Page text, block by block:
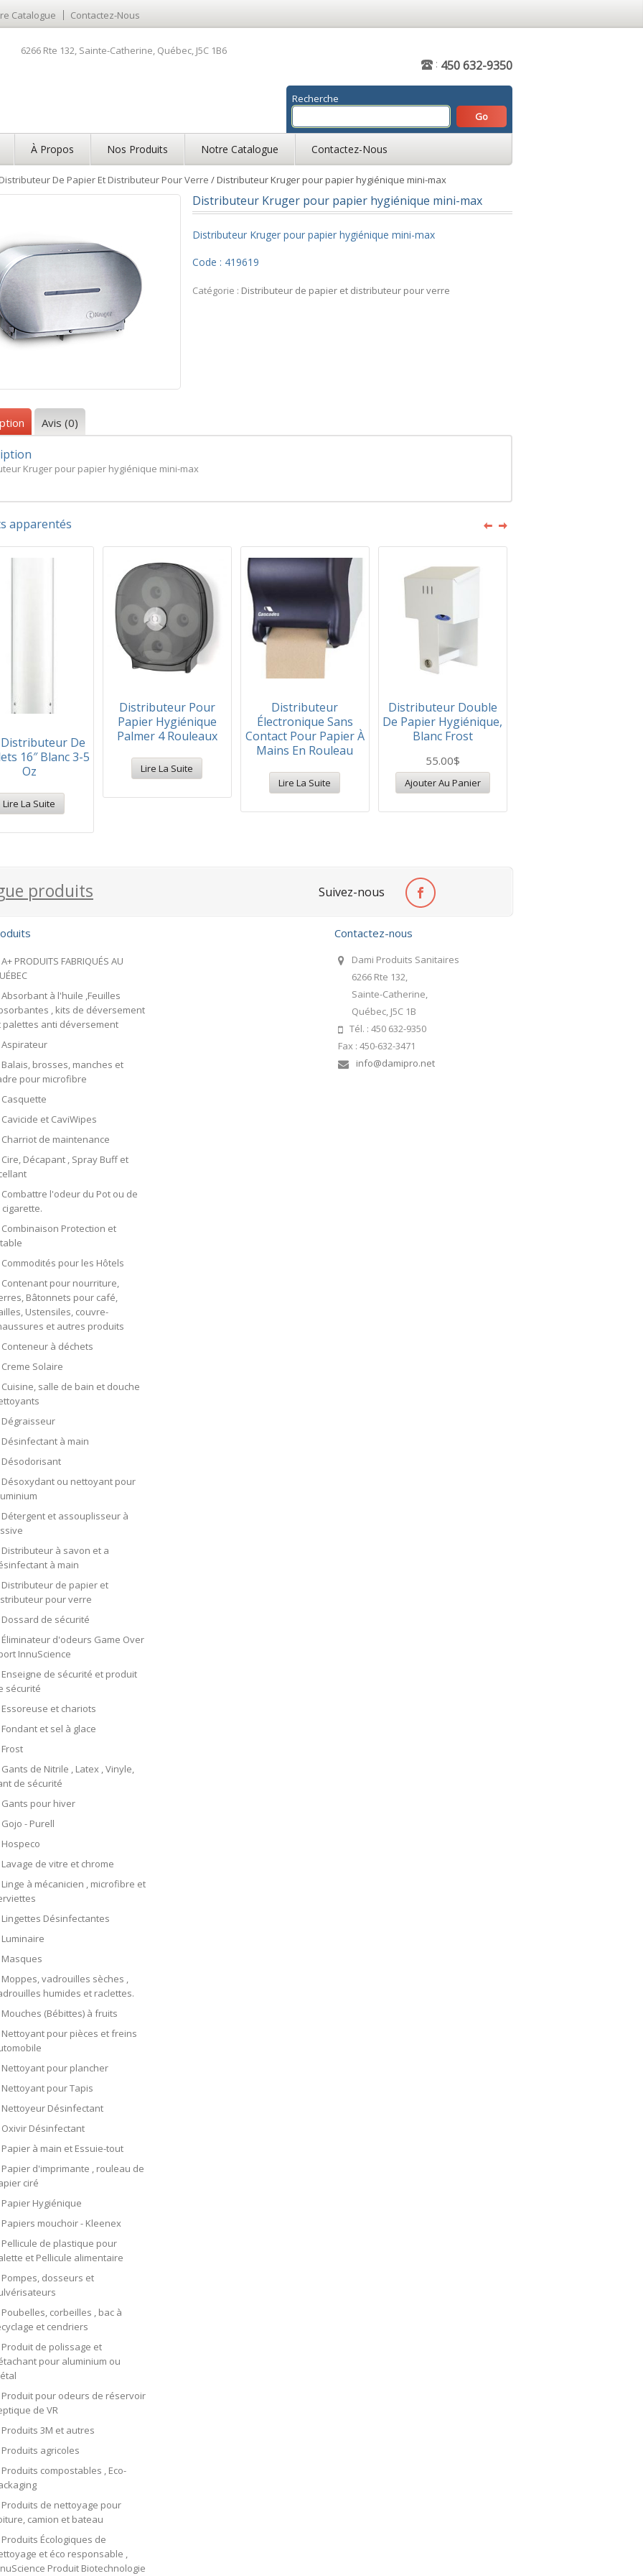
Catalogue Contactez-Nous
6266 Rte 132, Sainte-Catherine, Québec, J5C 1B6
: 450 632-9350
Recherche
À Propos Nos Produits Notre Catalogue Contactez-Nous
Distributeur De Papier Et Distributeur Pour Verre / Distributeur Kruger pour papier hygiénique mini-max
Distributeur Kruger pour papier hygiénique mini-max
Distributeur Kruger pour papier hygiénique mini-max
Code : 419619
Catégorie : Distributeur de papier et distributeur pour verre
Avis (0)
Kruger pour papier hygiénique mini-max
apparentés
De
16″ Blanc 3-5
Oz
Lire La Suite
Distributeur Pour
Papier Hygiénique
Palmer 4 Rouleaux
Lire La Suite
Distributeur
Électronique Sans
Contact Pour Papier À
Mains En Rouleau
Lire La Suite
Distributeur Double
De Papier Hygiénique,
Blanc Frost
55.00$
Ajouter Au Panier
produits Suivez-nous
facebook
A+ PRODUITS FABRIQUÉS AU
Absorbant à l'huile ,Feuilles
, kits de déversement
palettes anti déversement
Aspirateur
Balais, brosses, manches et
pour microfibre
Casquette
Cavicide et CaviWipes
Charriot de maintenance
Cire, Décapant , Spray Buff et
Combattre l'odeur du Pot ou de
cigarette.
Combinaison Protection et
Commodités pour les Hôtels
Contenant pour nourriture,
Bâtonnets pour café,
Ustensiles, couvre-
et autres produits
Conteneur à déchets
Creme Solaire
Cuisine, salle de bain et douche
Dégraisseur
Désinfectant à main
Désodorisant
Désoxydant ou nettoyant pour
Détergent et assouplisseur à
Distributeur à savon et a
à main
Distributeur de papier et
pour verre
Dossard de sécurité
Éliminateur d'odeurs Game Over
InnuScience
Enseigne de sécurité et produit
sécurité
Essoreuse et chariots
Fondant et sel à glace
Frost
Gants de Nitrile , Latex , Vinyle,
de sécurité
Gants pour hiver
Gojo - Purell
Hospeco
Lavage de vitre et chrome
Linge à mécanicien , microfibre et
Lingettes Désinfectantes
Luminaire
Masques
Moppes, vadrouilles sèches ,
humides et raclettes.
Mouches (Bébittes) à fruits
Nettoyant pour pièces et freins
Nettoyant pour plancher
Nettoyant pour Tapis
Nettoyeur Désinfectant
Oxivir Désinfectant
Papier à main et Essuie-tout
Papier d'imprimante , rouleau de
ciré
Papier Hygiénique
Papiers mouchoir - Kleenex
Pellicule de plastique pour
et Pellicule alimentaire
Pompes, dosseurs et
Poubelles, corbeilles , bac à
et cendriers
Produit de polissage et
pour aluminium ou
Produit pour odeurs de réservoir
de VR
Produits 3M et autres
Produits agricoles
Produits compostables , Eco-
Produits de nettoyage pour
camion et bateau
Produits Écologiques de
et éco responsable ,
Produit Biotechnologie
Contactez-nous
Dami Produits Sanitaires
6266 Rte 132,
Sainte-Catherine,
Québec, J5C 1B
Tél. : 450 632-9350
Fax : 450-632-3471
info@damipro.net